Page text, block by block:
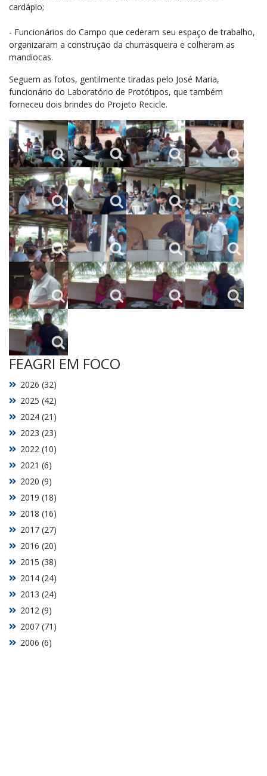
cardápio;
- Funcionários do Campo que cederam seu espaço de trabalho,
organizaram a construção da churrasqueira e colheram as
mandiocas.
Seguem as fotos, gentilmente tiradas pelo José Maria,
funcionário do Laboratório de Protótipos, que também
forneceu dois brindes do Projeto Recicle.
FEAGRI EM FOCO
2006 (6)
2007 (71)
2012 (9)
2013 (24)
2014 (24)
2015 (38)
2016 (20)
2017 (27)
2018 (16)
2019 (18)
2020 (9)
2021 (6)
2022 (10)
2023 (23)
2024 (21)
2025 (42)
2026 (32)